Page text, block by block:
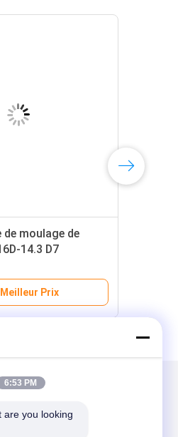
de moulage de
14.3 D7
Meilleur Prix
6:53 PM
are you looking